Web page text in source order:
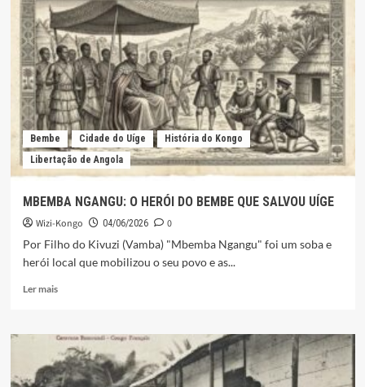
SÓ
LUANDA
É
MAIS
VELHA
DA
RDC
Bembe Cidade do Uíge
História do Kongo
Libertação de Angola
MBEMBA NGANGU: O HERÓI DO BEMBE QUE SALVOU UÍGE
Wizi-Kongo 04/06/2026
0
Por Filho do Kivuzi (Vamba) "Mbemba Ngangu" foi um soba e
herói local que mobilizou o seu povo e as...
Ler maisLeia
MBEMBA
NGANGU:
O
HERÓI